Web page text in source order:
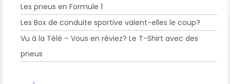
Les pneus en Formule 1
Les Box de conduite sportive valent-elles le coup?
Vu à la Télé – Vous en rêviez? Le T-Shirt avec des
pneus